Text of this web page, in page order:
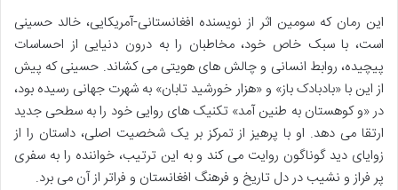
این رمان که سومین اثر از نویسنده افغانستانی-آمریکایی، خالد حسینی
است، با سبک خاص خود، مخاطبان را به درون دنیایی از احساسات
پیچیده، روابط انسانی و چالش های هویتی می کشاند. حسینی که پیش
از این با «بادبادک باز» و «هزار خورشید تابان» به شهرت جهانی رسیده بود،
در «و کوهستان به طنین آمد» تکنیک های روایی خود را به سطحی جدید
ارتقا می دهد. او با پرهیز از تمرکز بر یک شخصیت اصلی، داستان را از
زوایای دید گوناگون روایت می کند و به این ترتیب، خواننده را به سفری
پر فراز و نشیب در دل تاریخ و فرهنگ افغانستان و فراتر از آن می برد.